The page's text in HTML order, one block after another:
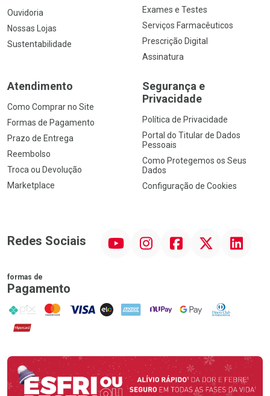
Ouvidoria
Nossas Lojas
Sustentabilidade
Exames e Testes
Serviços Farmacêuticos
Prescrição Digital
Assinatura
Atendimento
Como Comprar no Site
Formas de Pagamento
Prazo de Entrega
Reembolso
Troca ou Devolução
Marketplace
Segurança e
Privacidade
Política de Privacidade
Portal do Titular de Dados
Pessoais
Como Protegemos os Seus
Dados
Configuração de Cookies
Redes Sociais InstagramFacebookTwitter Linkedin
formas de
Pagamento
PIX MasterCard
VISA ELO AMEX NuPay Google PayDiners Club
Hipercard
Promoção em Destaque